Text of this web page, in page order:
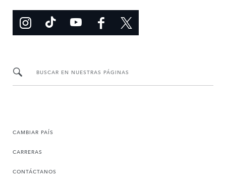
BUSCAR EN NUESTRAS PÁGINAS
CAMBIAR PAÍS
CARRERAS
CONTÁCTANOS